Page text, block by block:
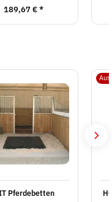
189,67 €*
Pferdebetten